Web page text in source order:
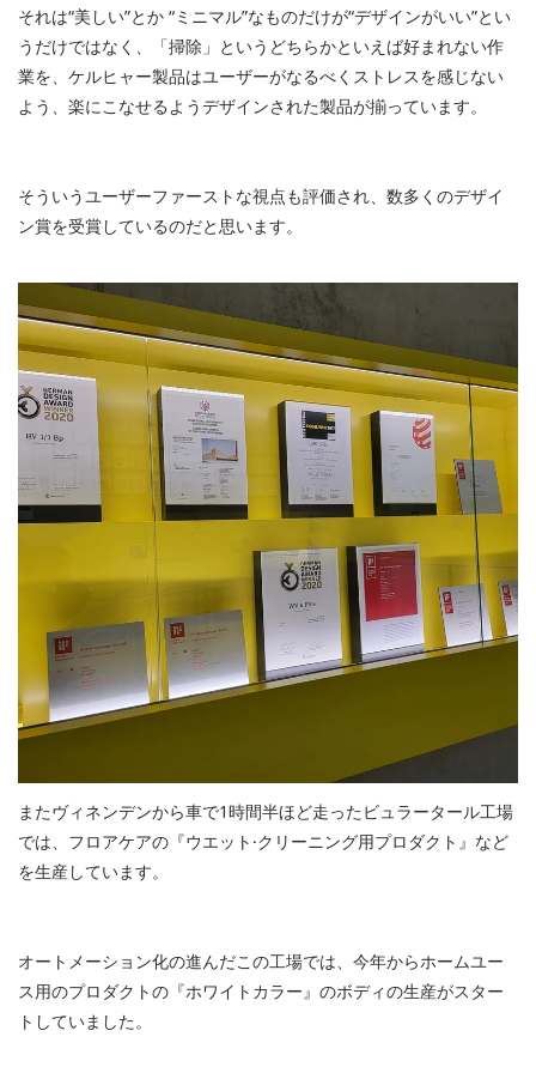
それは“美しい”とか “ミニマル”なものだけが“デザインがいい”とい
うだけではなく、「掃除」というどちらかといえば好まれない作
業を、ケルヒャー製品はユーザーがなるべくストレスを感じない
よう、楽にこなせるようデザインされた製品が揃っています。
そういうユーザーファーストな視点も評価され、数多くのデザイ
ン賞を受賞しているのだと思います。
またヴィネンデンから車で1時間半ほど走ったビュラータール工場
では、フロアケアの『ウエット·クリーニング用プロダクト』など
を生産しています。
オートメーション化の進んだこの工場では、今年からホームユー
ス用のプロダクトの『ホワイトカラー』のボディの生産がスター
トしていました。